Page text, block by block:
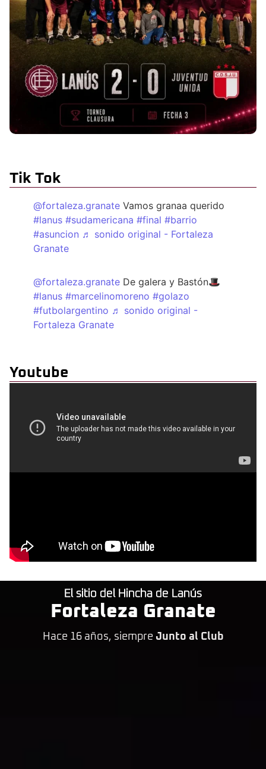
Tik Tok
@fortaleza.granate Vamos granaa querido
#lanus #sudamericana #final #barrio
#asuncion ♬ sonido original - Fortaleza
Granate
@fortaleza.granate De galera y Bastón🎩
#lanus #marcelinomoreno #golazo
#futbolargentino ♬ sonido original -
Fortaleza Granate
Youtube
El sitio del Hincha de Lanús
Fortaleza Granate
Hace 16 años, siempre Junto al Club